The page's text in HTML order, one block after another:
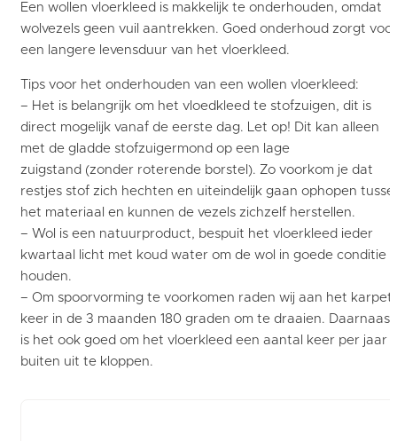
Een wollen vloerkleed is makkelijk te onderhouden, omdat
wolvezels geen vuil aantrekken. Goed onderhoud zorgt voor
een langere levensduur van het vloerkleed.
Tips voor het onderhouden van een wollen vloerkleed:
– Het is belangrijk om het vloedkleed te stofzuigen, dit is
direct mogelijk vanaf de eerste dag. Let op! Dit kan alleen
met de gladde stofzuigermond op een lage
zuigstand (zonder roterende borstel). Zo voorkom je dat
restjes stof zich hechten en uiteindelijk gaan ophopen
het materiaal en kunnen de vezels zichzelf herstellen.
– Wol is een natuurproduct, bespuit het vloerkleed ieder
kwartaal licht met koud water om de wol in goede conditie
houden.
– Om spoorvorming te voorkomen raden wij aan het karpet
keer in de 3 maanden 180 graden om te draaien. Daarnaast
is het ook goed om het vloerkleed een aantal keer per jaar
buiten uit te kloppen.